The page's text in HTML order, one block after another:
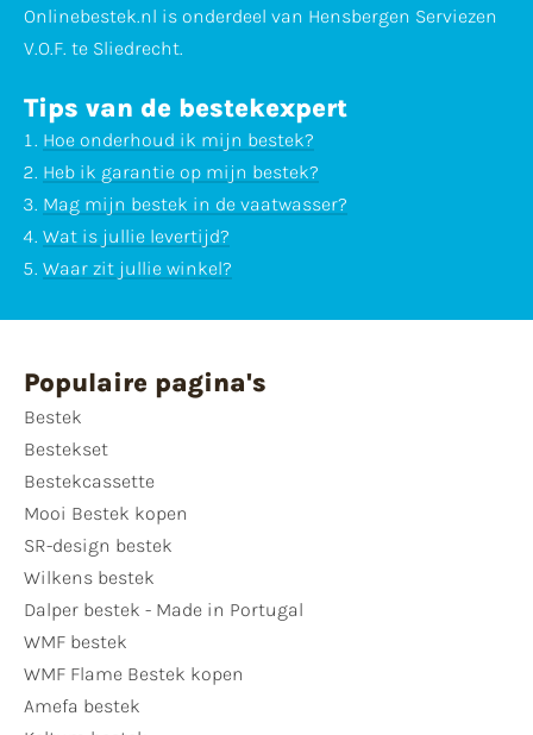
Onlinebestek.nl is onderdeel van Hensbergen Serviezen
V.O.F. te Sliedrecht.
Tips van de bestekexpert
Hoe onderhoud ik mijn bestek?
Heb ik garantie op mijn bestek?
Mag mijn bestek in de vaatwasser?
Wat is jullie levertijd?
Waar zit jullie winkel?
Populaire pagina's
Bestek
Bestekset
Bestekcassette
Mooi Bestek kopen
SR-design bestek
Wilkens bestek
Dalper bestek - Made in Portugal
WMF bestek
WMF Flame Bestek kopen
Amefa bestek